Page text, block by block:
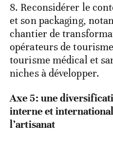
8. Reconsidérer le
et son packaging,
chantier de
opérateurs de
tourisme médical et
niches à développer.
Axe 5: une
interne et
l’artisanat